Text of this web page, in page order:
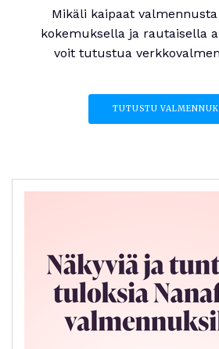
Mikäli kaipaat
kokemuksella ja rautaisella
voit tutustua
TUTUSTU